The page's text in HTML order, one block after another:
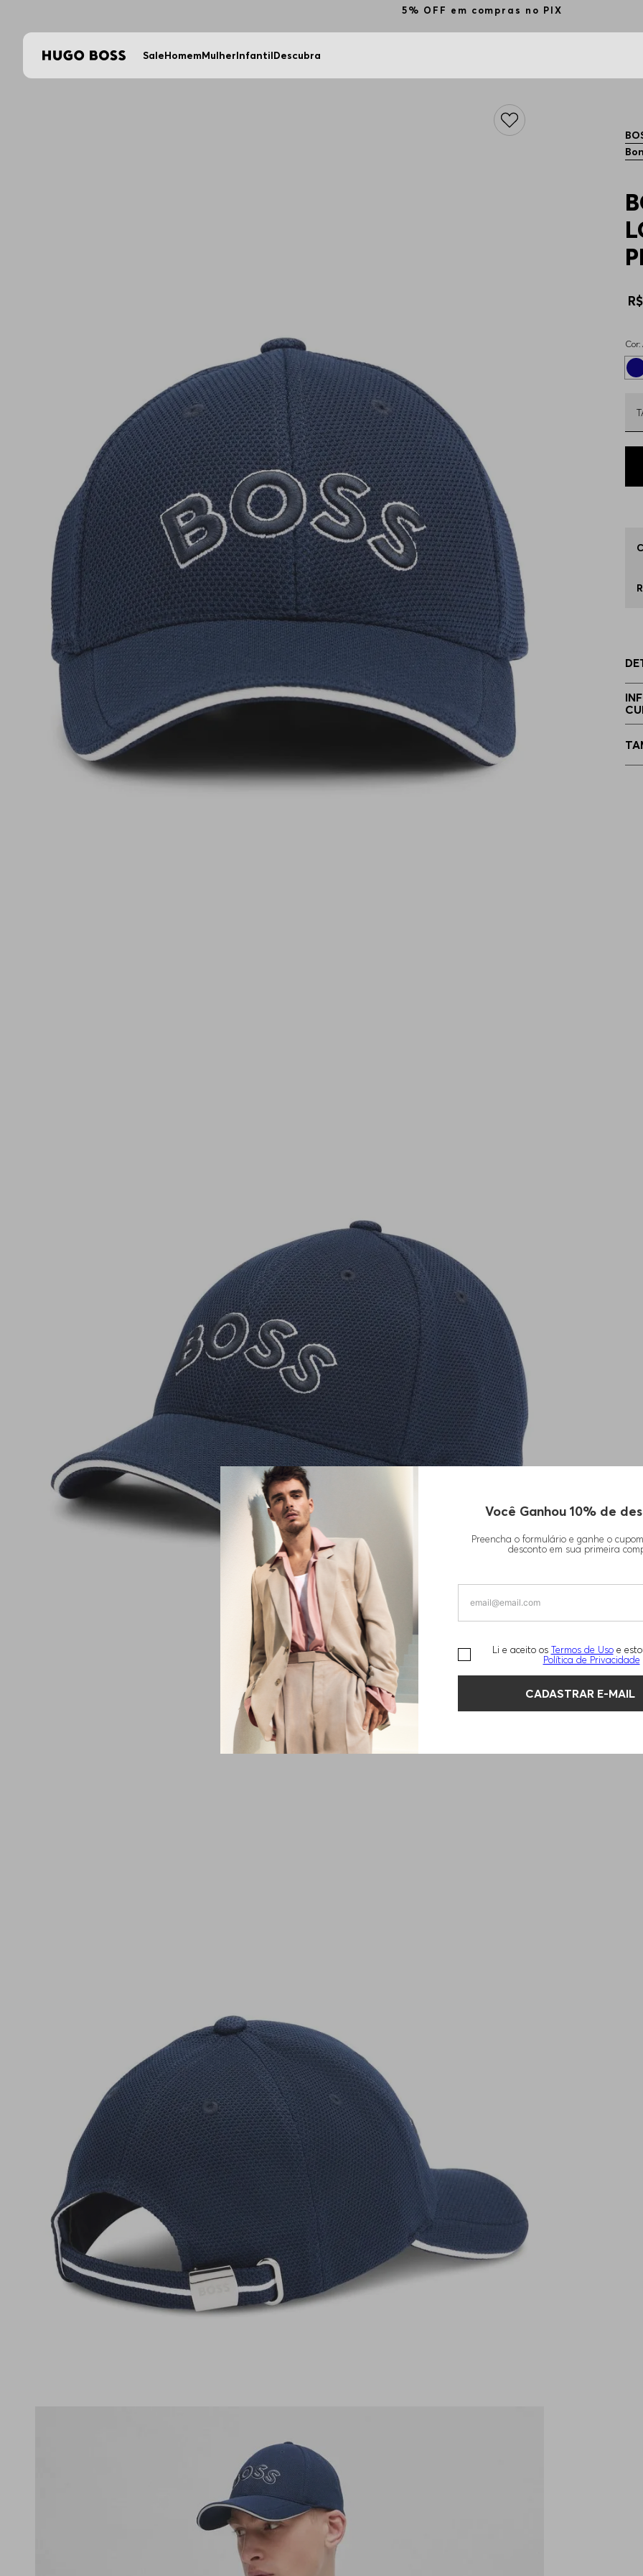
5% OFF em compras no PIX
Você Ganhou 10% de
Preencha o formulário e ganhe o
desconto em sua primeira
Li e aceito os Termos de Uso e
Política de Privacidade
CADASTRAR E-MAIL
SaleHomemMulherInfantilDescubra
R$
Cor: